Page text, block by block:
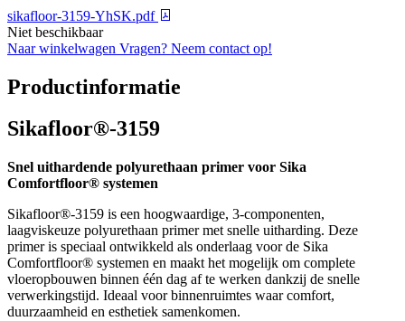
sikafloor-3159-YhSK.pdf
Niet beschikbaar
Naar winkelwagen Vragen? Neem contact op!
Productinformatie
Sikafloor®-3159
Snel uithardende polyurethaan primer voor Sika
Comfortfloor® systemen
Sikafloor®-3159 is een hoogwaardige, 3-componenten,
laagviskeuze polyurethaan primer met snelle uitharding. Deze
primer is speciaal ontwikkeld als onderlaag voor de Sika
Comfortfloor® systemen en maakt het mogelijk om complete
vloeropbouwen binnen één dag af te werken dankzij de snelle
verwerkingstijd. Ideaal voor binnenruimtes waar comfort,
duurzaamheid en esthetiek samenkomen.